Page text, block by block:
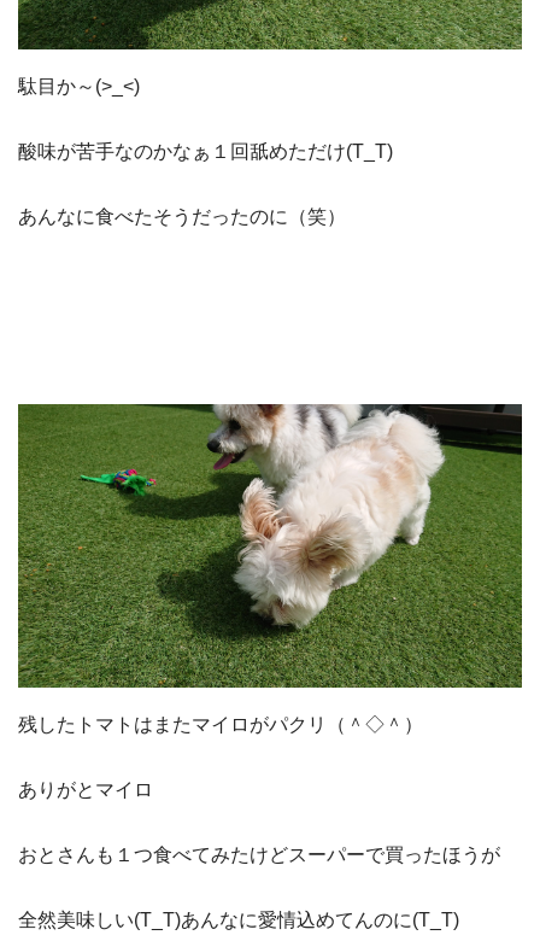
駄目か～(>_<)
酸味が苦手なのかなぁ１回舐めただけ(T_T)
あんなに食べたそうだったのに（笑）
残したトマトはまたマイロがパクリ（＾◇＾）
ありがとマイロ
おとさんも１つ食べてみたけどスーパーで買ったほうが
全然美味しい(T_T)あんなに愛情込めてんのに(T_T)